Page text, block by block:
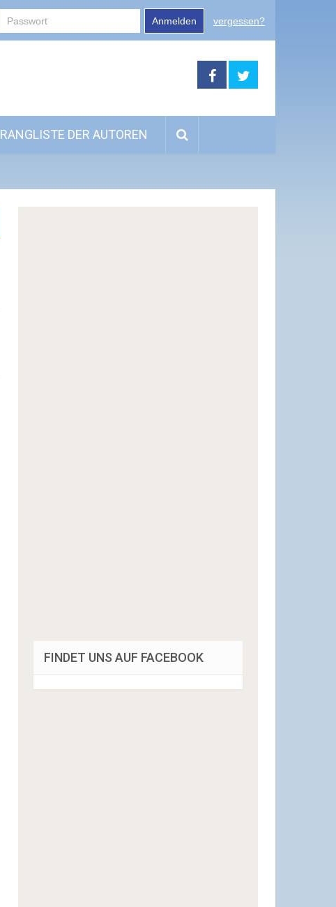
Anmelden vergessen?
RANGLISTE DER AUTOREN
FINDET UNS AUF FACEBOOK